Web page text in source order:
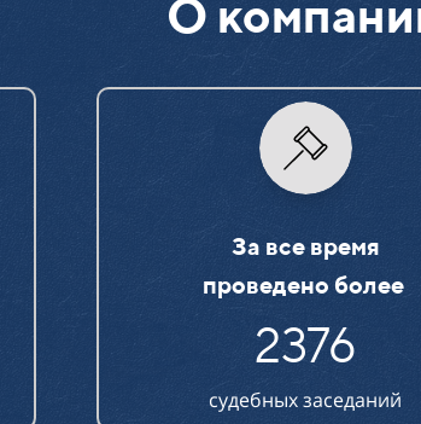
О
За все время
проведено более
2376
судебных заседаний